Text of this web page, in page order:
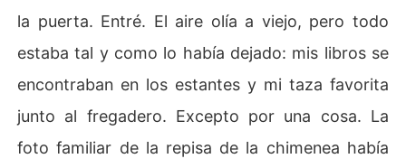
la puerta. Entré. El aire olía a viejo, pero todo
estaba tal y como lo había dejado: mis libros se
encontraban en los estantes y mi taza favorita
junto al fregadero. Excepto por una cosa. La
foto familiar de la repisa de la chimenea había